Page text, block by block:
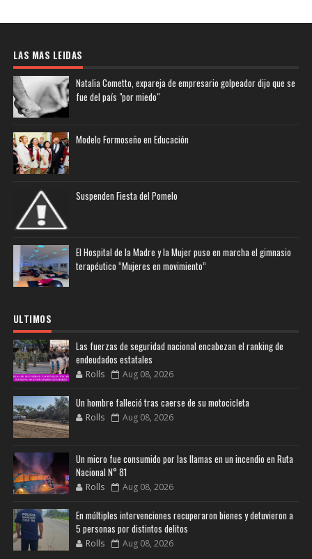
LAS MAS LEIDAS
Natalia Cometto, expareja de empresario golpeador dijo que se
fue del país "por miedo"
Modelo Formoseño en Educación
Suspenden Fiesta del Pomelo
El Hospital de la Madre y la Mujer puso en marcha el gimnasio
terapéutico “Mujeres en movimiento”
ULTIMOS
Las fuerzas de seguridad nacional encabezan el ranking de
endeudados estatales
Rolls Aug 08, 2026
Un hombre falleció tras caerse de su motocicleta
Rolls Aug 08, 2026
Un micro fue consumido por las llamas en un incendio en Ruta
Nacional N° 81
Rolls Aug 08, 2026
En múltiples intervenciones recuperaron bienes y detuvieron a
5 personas por distintos delitos
Rolls Aug 08, 2026